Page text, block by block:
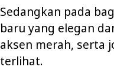
Sedangkan pada
baru yang elegan
aksen merah, serta
terlihat.